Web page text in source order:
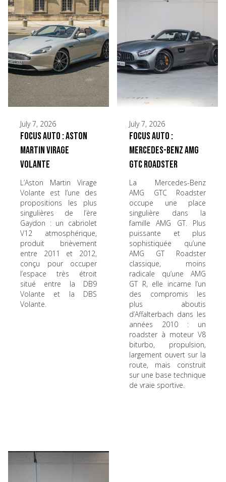
July 7, 2026
Focus Auto : Aston
Martin Virage
Volante
L’Aston Martin Virage
Volante est l’une des
propositions les plus
singulières de l’ère
Gaydon : un cabriolet
V12 atmosphérique,
produit brièvement
entre 2011 et 2012,
conçu pour occuper
l’espace très étroit
situé entre la DB9
Volante et la DBS
Volante.
July 7, 2026
Focus Auto :
Mercedes-Benz AMG
GTC Roadster
La Mercedes-Benz
AMG GTC Roadster
occupe une place
singulière dans la
famille AMG GT. Plus
puissante et plus
sophistiquée qu’une
AMG GT Roadster
classique, moins
radicale qu’une AMG
GT R, elle incarne l’un
des compromis les
plus aboutis
d’Affalterbach dans les
années 2010 : un
roadster à moteur V8
biturbo, propulsion,
largement ouvert sur la
route, mais construit
sur une base technique
de vraie sportive.